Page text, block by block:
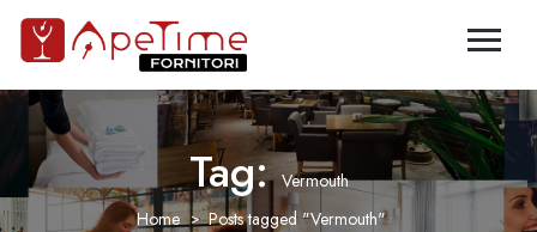
Tag:Vermouth
Home
Posts tagged "Vermouth"